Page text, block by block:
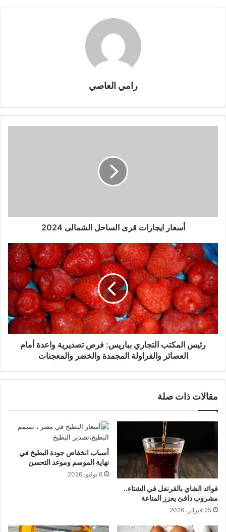
رامي العاصي
أسعار ايجارات قرى الساحل الشمالى 2024
رئيس المكتب التجاري بباريس: فرص تصديرية واعدة أمام
العصائر والفراولة المجمدة والخضر والمعجنات
مقالات ذات صلة
فوائد الشاي بالقرنفل في الشتاء..
مشروب دافئ يعزز المناعة
25 فبراير، 2026
أسباب انخفاض جودة البطيخ في
نهاية الموسم وموعد التحسن
6 يوليو، 2026